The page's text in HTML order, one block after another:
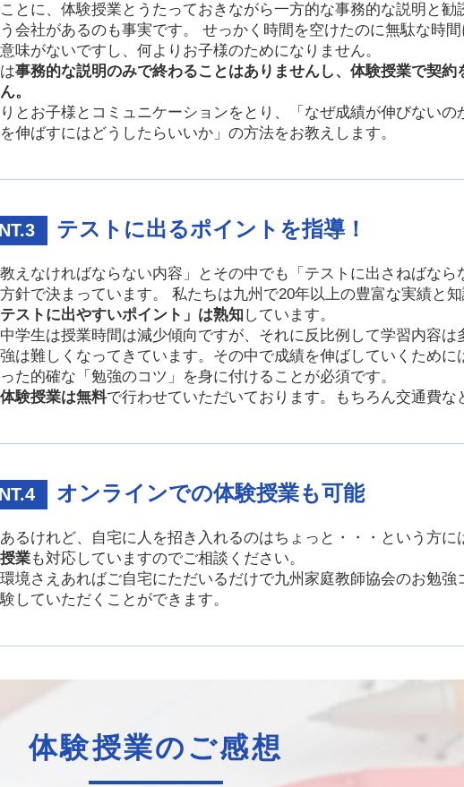
とに、体験授業とうたっておきながら一方的な事務的な説明と勧
会社があるのも事実です。 せっかく時間を空けたのに無駄な時
味がないですし、何よりお子様のためになりません。
事務的な説明のみで終わることはありませんし、体験授業で契約
。
とお子様とコミュニケーションをとり、「なぜ成績が伸びないの
を伸ばすにはどうしたらいいか」の方法をお教えします。
テストに出るポイントを指導！
えなければならない内容」とその中でも「テストに出さねばなら
針で決まっています。 私たちは九州で20年以上の豊富な実績と
テストに出やすいポイント」は熟知 しています。
学生は授業時間は減少傾向ですが、それに反比例して学習内容は
は難しくなってきています。その中で成績を伸ばしていくために
た的確な「勉強のコツ」を身に付けることが必須です。
体験授業は無料で行わせていただいております。もちろん交通費な
オンラインでの体験授業も可能
るけれど、自宅に人を招き入れるのはちょっと・・・という方に
業も対応していますのでご相談ください。
境さえあればご自宅にただいるだけで九州家庭教師協会のお勉強
していただくことができます。
体験授業のご感想